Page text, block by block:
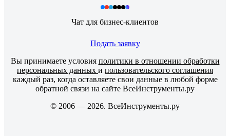
Чат для бизнес-клиентов
Подать заявку
Вы принимаете условия политики в отношении обработки
персональных данных и пользовательского соглашения
каждый раз, когда оставляете свои данные в любой форме
обратной связи на сайте ВсеИнструменты.ру
© 2006 — 2026. ВсеИнструменты.ру